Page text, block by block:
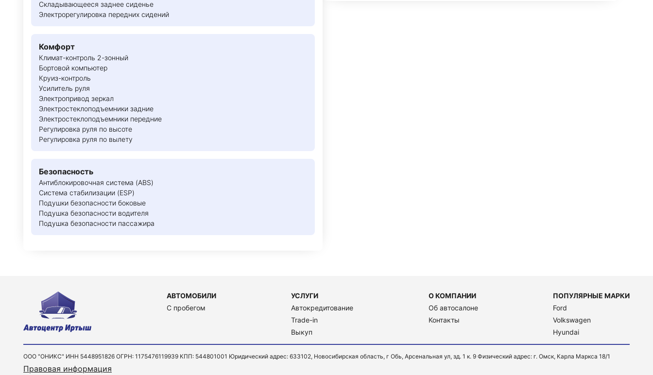
Складывающееся заднее сиденье
Электрорегулировка передних сидений
Комфорт
Климат-контроль 2-зонный
Бортовой компьютер
Круиз-контроль
Усилитель руля
Электропривод зеркал
Электростеклоподъемники задние
Электростеклоподъемники передние
Регулировка руля по высоте
Регулировка руля по вылету
Безопасность
Антиблокировочная система (ABS)
Система стабилизации (ESP)
Подушки безопасности боковые
Подушка безопасности водителя
Подушка безопасности пассажира
АВТОМОБИЛИ
C пробегом
УСЛУГИ
Автокредитование
Trade-in
Выкуп
О КОМПАНИИ
Об автосалоне
Контакты
ПОПУЛЯРНЫЕ МАРКИ
Ford
Volkswagen
Hyundai
ООО "ОНИКС" ИНН 5448951826 ОГРН: 1175476119939 КПП: 544801001 Юридический адрес: 633102, Новосибирская область, г Обь, Арсенальная ул, зд. 1 к. 9 Физический адрес: г. Омск, Карла Маркса 18/1
Правовая информация